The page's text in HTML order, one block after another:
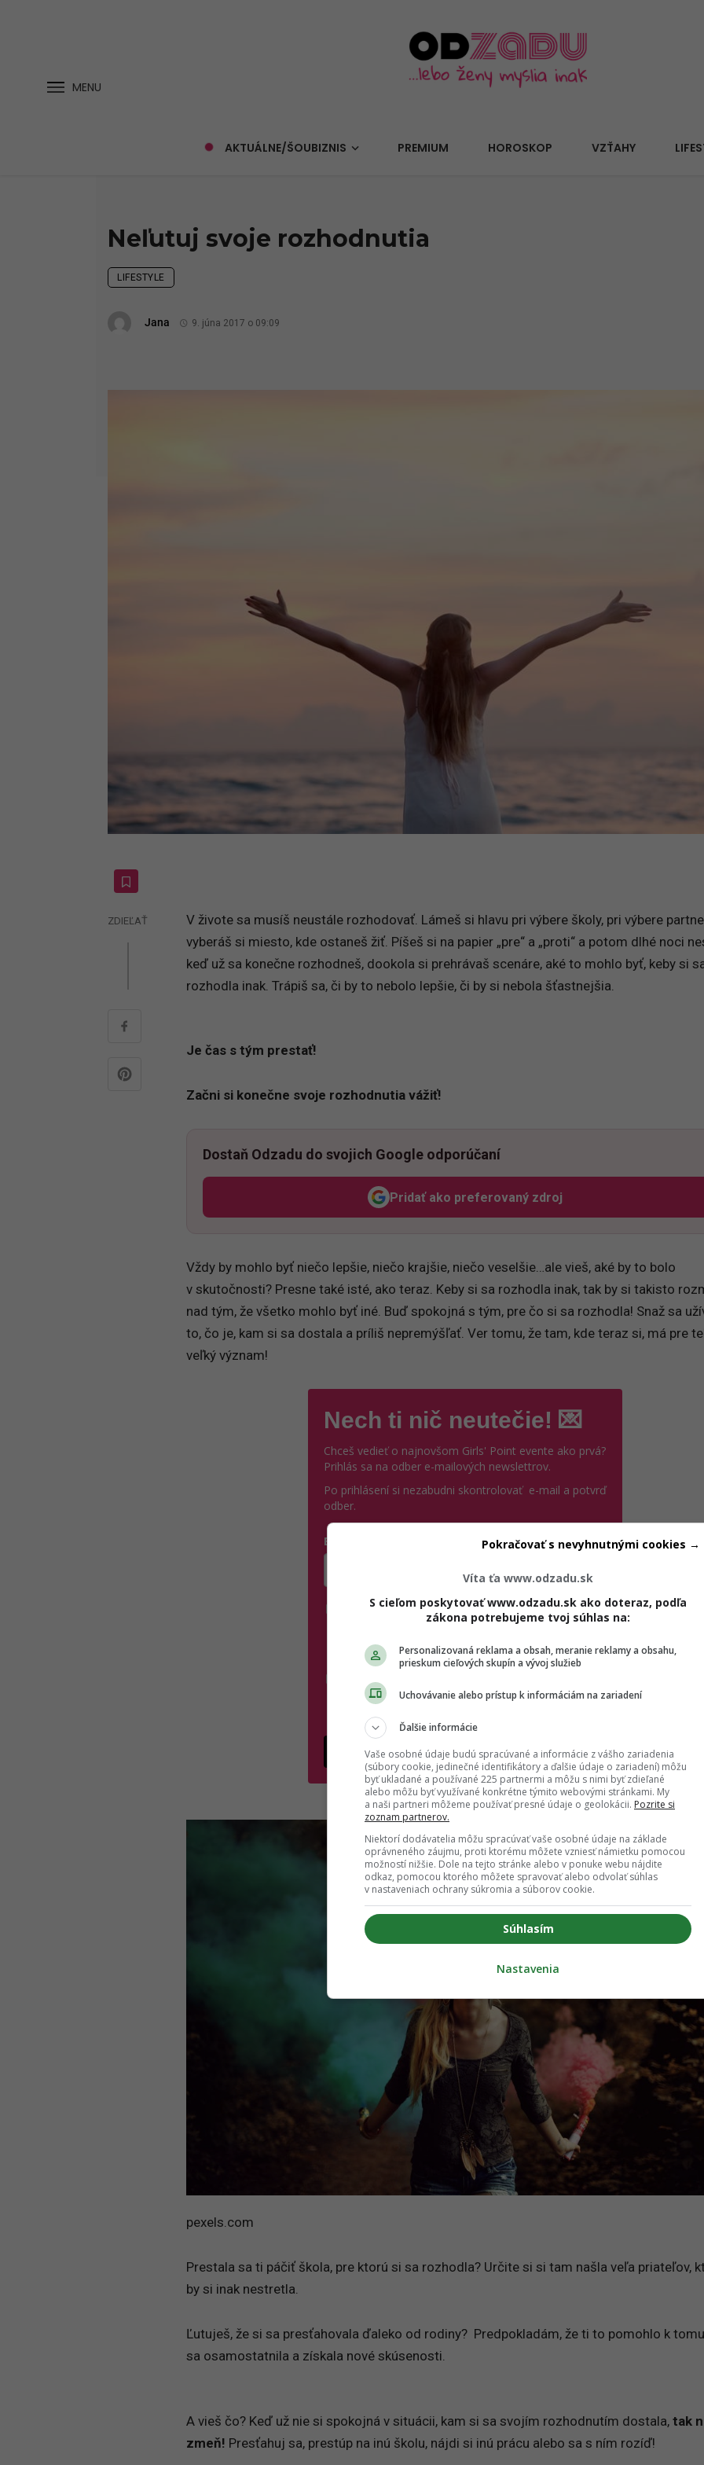
MENU
AKTUÁLNE/ŠOUBIZNIS PREMIUM HOROSKOP VZŤAHY
Neľutuj svoje rozhodnutia
LIFESTYLE
Jana 9. júna 2017 o 09:09
ZDIEĽAŤ
V živote sa musíš neustále rozhodovať. Lámeš si hlavu pri výbere školy, pri výbere
vyberáš si miesto, kde ostaneš žiť. Píšeš si na papier „pre“ a „proti“ a potom dlhé noci
keď už sa konečne rozhodneš, dookola si prehrávaš scenáre, aké to mohlo byť, keby si
rozhodla inak. Trápiš sa, či by to nebolo lepšie, či by si nebola šťastnejšia.
Je čas s tým prestať!
Začni si konečne svoje rozhodnutia vážiť!
Dostaň Odzadu do svojich Google odporúčaní
Pridať ako preferovaný zdroj
Odzadu, odkaz sa otvorí v novom okne
Vždy by mohlo byť niečo lepšie, niečo krajšie, niečo veselšie…ale vieš, aké by to bolo
v skutočnosti? Presne také isté, ako teraz. Keby si sa rozhodla inak, tak by si takisto
nad tým, že všetko mohlo byť iné. Buď spokojná s tým, pre čo si sa rozhodla! Snaž sa
to, čo je, kam si sa dostala a príliš nepremýšľať. Ver tomu, že tam, kde teraz si, má pre
veľký význam!
Nech ti nič neutečie! 💌
Chceš vedieť o najnovšom Girls' Point evente ako prvá?
Prihlás sa na odber e-mailových newslettrov.
Po prihlásení si nezabudni skontrolovať e-mail a potvrď
odber.
E-mail
Zadajte platnú e-mailovú adresu
Áno, chcem dostávať marketingové novinky,
pozvánky na eventy a inšpiráciu od Girls' Point a
vašich partnerov. Odhlásiť sa môžeš kedykoľvek.
Súhlasím so spracovaním mojich osobných údajov v súlade
s GDPR a podľaPodmienok ochrany súkromia(otvorí sa v novom okne)
a
Prihlásiť sa na odber Odošle formulár
pexels.com
Prestala sa ti páčiť škola, pre ktorú si sa rozhodla? Určite si si tam našla veľa priateľov,
by si inak nestretla.
Ľutuješ, že si sa presťahovala ďaleko od rodiny? Predpokladám, že ti to pomohlo k
sa osamostatnila a získala nové skúsenosti.
A vieš čo? Keď už nie si spokojná v situácii, kam si sa svojím rozhodnutím dostala, tak
zmeň! Presťahuj sa, prestúp na inú školu, nájdi si inú prácu alebo sa s ním rozíď!
Víta ťa www.odzadu.sk
S cieľom poskytovať www.odzadu.sk ako doteraz, podľa
zákona potrebujeme tvoj súhlas na:
Personalizovaná reklama a obsah, meranie reklamy a obsahu,
prieskum cieľových skupín a vývoj služieb
Uchovávanie alebo prístup k informáciám na zariadení
Ďalšie informácie
Vaše osobné údaje budú spracúvané a informácie z vášho zariadenia
(súbory cookie, jedinečné identifikátory a ďalšie údaje o zariadení) môžu
byť ukladané a používané 225 partnermi a môžu s nimi byť zdieľané
alebo môžu byť využívané konkrétne týmito webovými stránkami. My
a naši partneri môžeme používať presné údaje o geolokácii. Pozrite si
zoznam partnerov.
Niektorí dodávatelia môžu spracúvať vaše osobné údaje na základe
oprávneného záujmu, proti ktorému môžete vzniesť námietku pomocou
možností nižšie. Dole na tejto stránke alebo v ponuke webu nájdite
odkaz, pomocou ktorého môžete spravovať alebo odvolať súhlas
v nastaveniach ochrany súkromia a súborov cookie.
Súhlasím
Pokračovať s nevyhnutnými cookies →
Nastavenia